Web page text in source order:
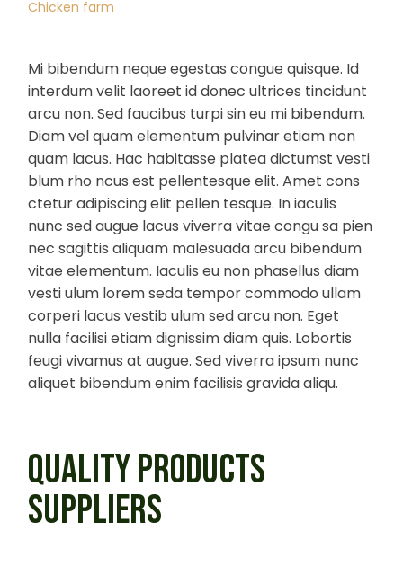
Chicken farm
Mi bibendum neque egestas congue quisque. Id
interdum velit laoreet id donec ultrices tincidunt
arcu non. Sed faucibus turpi sin eu mi bibendum.
Diam vel quam elementum pulvinar etiam non
quam lacus. Hac habitasse platea dictumst vesti
blum rho ncus est pellentesque elit. Amet cons
ctetur adipiscing elit pellen tesque. In iaculis
nunc sed augue lacus viverra vitae congu sa pien
nec sagittis aliquam malesuada arcu bibendum
vitae elementum. Iaculis eu non phasellus diam
vesti ulum lorem seda tempor commodo ullam
corperi lacus vestib ulum sed arcu non. Eget
nulla facilisi etiam dignissim diam quis. Lobortis
feugi vivamus at augue. Sed viverra ipsum nunc
aliquet bibendum enim facilisis gravida aliqu.
QUALITY PRODUCTS
SUPPLIERS